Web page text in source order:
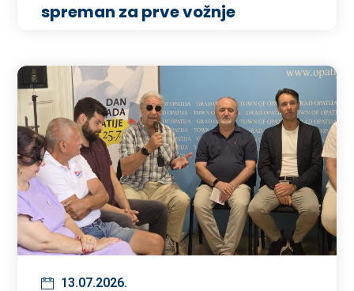
spreman za prve vožnje
13.07.2026.